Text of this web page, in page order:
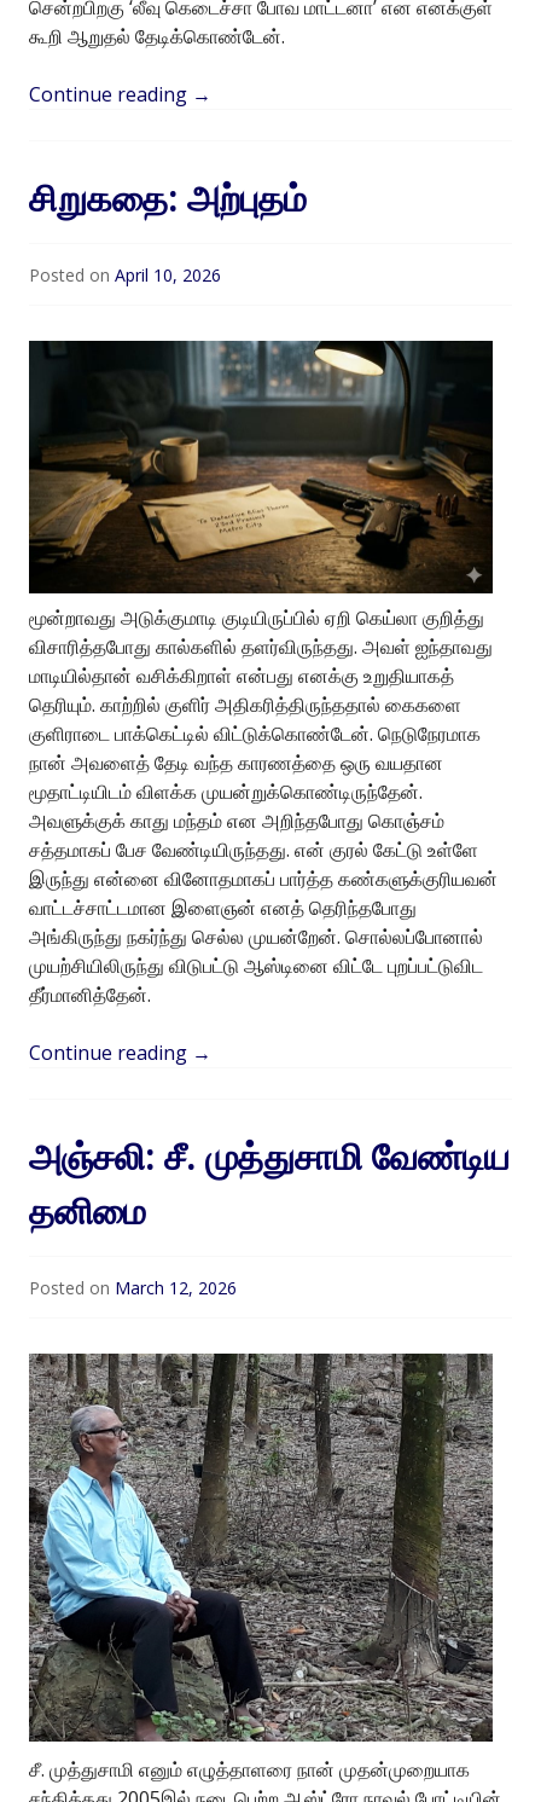
சென்றபிறகு ‘லீவு கெடைச்சா போவ மாட்டனா’ என எனக்குள்
கூறி ஆறுதல் தேடிக்கொண்டேன்.
Continue reading →
சிறுகதை: அற்புதம்
Posted on April 10, 2026
மூன்றாவது அடுக்குமாடி குடியிருப்பில் ஏறி கெய்லா குறித்து
விசாரித்தபோது கால்களில் தளர்விருந்தது. அவள் ஐந்தாவது
மாடியில்தான் வசிக்கிறாள் என்பது எனக்கு உறுதியாகத்
தெரியும். காற்றில் குளிர் அதிகரித்திருந்ததால் கைகளை
குளிராடை பாக்கெட்டில் விட்டுக்கொண்டேன். நெடுநேரமாக
நான் அவளைத் தேடி வந்த காரணத்தை ஒரு வயதான
மூதாட்டியிடம் விளக்க முயன்றுக்கொண்டிருந்தேன்.
அவளுக்குக் காது மந்தம் என அறிந்தபோது கொஞ்சம்
சத்தமாகப் பேச வேண்டியிருந்தது. என் குரல் கேட்டு உள்ளே
இருந்து என்னை வினோதமாகப் பார்த்த கண்களுக்குரியவன்
வாட்டச்சாட்டமான இளைஞன் எனத் தெரிந்தபோது
அங்கிருந்து நகர்ந்து செல்ல முயன்றேன். சொல்லப்போனால்
முயற்சியிலிருந்து விடுபட்டு ஆஸ்டினை விட்டே புறப்பட்டுவிட
தீர்மானித்தேன்.
Continue reading →
அஞ்சலி: சீ. முத்துசாமி வேண்டிய
தனிமை
Posted on March 12, 2026
சீ. முத்துசாமி எனும் எழுத்தாளரை நான் முதன்முறையாக